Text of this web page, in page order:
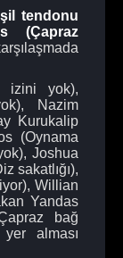
tendonu
(Çapraz
izini yok),
Nazim
Kurukalip
(Oynama
Joshua
sakatlığı),
Willian
Yandas
bağ
yer alması